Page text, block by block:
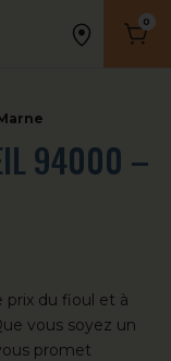
0
94000 –
prix du fioul et à
vous soyez un
promet